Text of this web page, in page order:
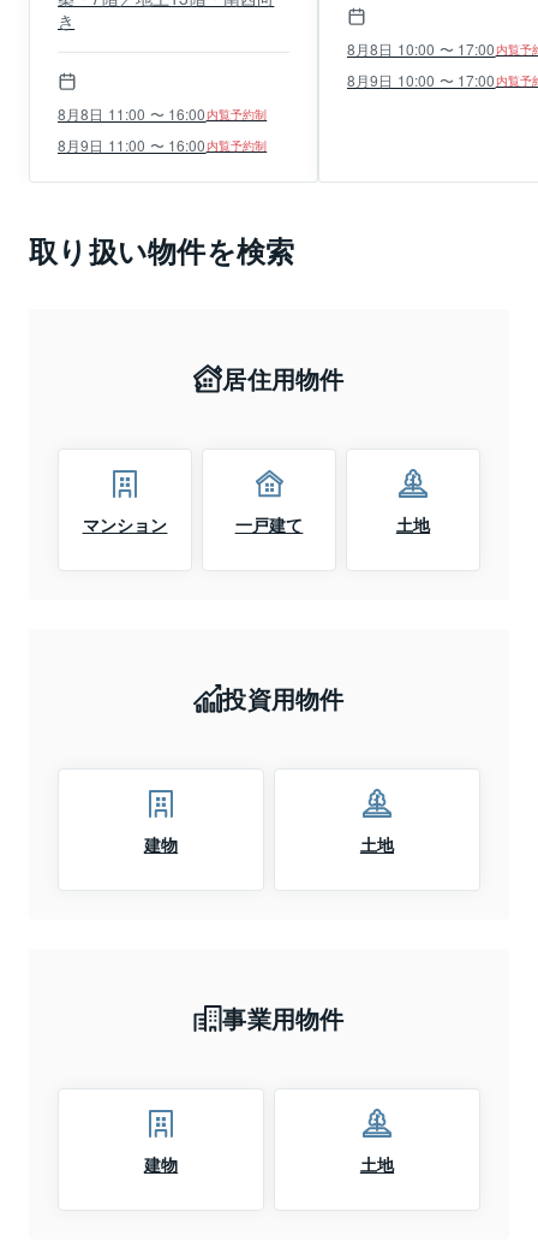
き
8月8日 11:00 〜 16:00 内覧予約制
8月9日 11:00 〜 16:00 内覧予約制
8月8日 10:00 〜 17:00 内覧予
8月9日 10:00 〜 17:00 内覧予
取り扱い物件を検索
居住用物件
マンション 一戸建て 土地
投資用物件
建物 土地
事業用物件
建物 土地